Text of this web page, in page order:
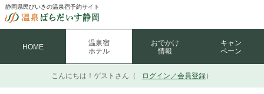
静岡県民びいきの温泉宿予約サイト
HOME
温泉宿
ホテル
おでかけ
情報
キャン
ペーン
こんにちは！ ゲストさん（ ログイン／会員登録）